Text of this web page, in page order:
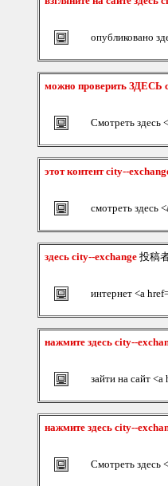
опубликовано
можно проверить ЗДЕСЬ
Смотреть здесь
этот контент city--
смотреть здесь
здесь city--exchange 投稿
интернет <a
нажмите здесь city--
зайти на сайт
нажмите здесь city--
Смотреть здесь